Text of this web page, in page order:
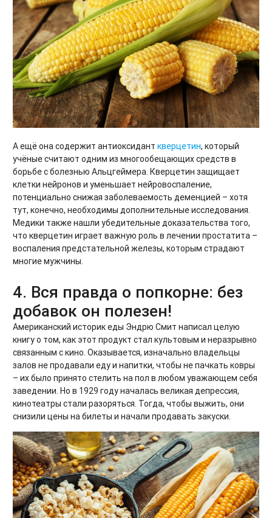
А ещё она содержит антиоксидант кверцетин, который
учёные считают одним из многообещающих средств в
борьбе с болезнью Альцгеймера. Кверцетин защищает
клетки нейронов и уменьшает нейровоспаление,
потенциально снижая заболеваемость деменцией – хотя
тут, конечно, необходимы дополнительные исследования.
Медики также нашли убедительные доказательства того,
что кверцетин играет важную роль в лечении простатита –
воспаления предстательной железы, которым страдают
многие мужчины.
4. Вся правда о попкорне: без
добавок он полезен!
Американский историк еды Эндрю Смит написал целую
книгу о том, как этот продукт стал культовым и неразрывно
связанным с кино. Оказывается, изначально владельцы
залов не продавали еду и напитки, чтобы не пачкать ковры
– их было принято стелить на пол в любом уважающем себя
заведении. Но в 1929 году началась великая депрессия,
кинотеатры стали разоряться. Тогда, чтобы выжить, они
снизили цены на билеты и начали продавать закуски.